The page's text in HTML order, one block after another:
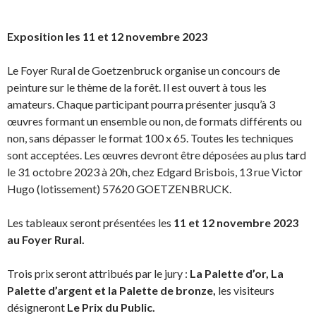
Exposition les 11 et 12 novembre 2023
Le Foyer Rural de Goetzenbruck organise un concours de
peinture sur le thème de la forêt. Il est ouvert à tous les
amateurs. Chaque participant pourra présenter jusqu’à 3
œuvres formant un ensemble ou non, de formats différents ou
non, sans dépasser le format 100 x 65. Toutes les techniques
sont acceptées. Les œuvres devront être déposées au plus tard
le 31 octobre 2023 à 20h, chez Edgard Brisbois, 13 rue Victor
Hugo (lotissement) 57620 GOETZENBRUCK.
Les tableaux seront présentées les 11 et 12 novembre 2023
au Foyer Rural.
Trois prix seront attribués par le jury : La Palette d’or, La
Palette d’argent et la Palette de bronze, les visiteurs
désigneront Le Prix du Public.